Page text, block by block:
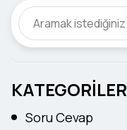
KATEGORİLER
Soru Cevap